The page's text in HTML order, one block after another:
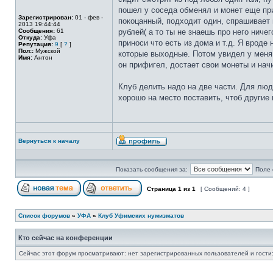
Зарегистрирован: 01 - фев -
2013 19:44:44
Сообщения: 61
Откуда: Уфа
Репутация: 9 [ ? ]
Пол:: Мужской
Имя: Антон
пошел у соседа обменял и монет еще
покоцанный, подходит один, спрашивает
рублей( а то ты не знаешь про него
приноси что есть из дома и т.д. Я
которые выходные. Потом увидел у
он прифигел, достает свои монеты и
Клуб делить надо на две части. Для
хорошо на место поставить, чтоб
Вернуться к началу
Показать сообщения за: Поле
Страница 1 из 1 [ Сообщений: 4 ]
Список форумов » УФА » Клуб Уфимских нумизматов
Кто сейчас на конференции
Сейчас этот форум просматривают: нет зарегистрированных пользователей и